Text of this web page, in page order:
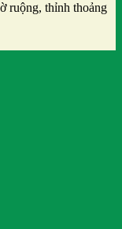
ruộng, thỉnh thoảng